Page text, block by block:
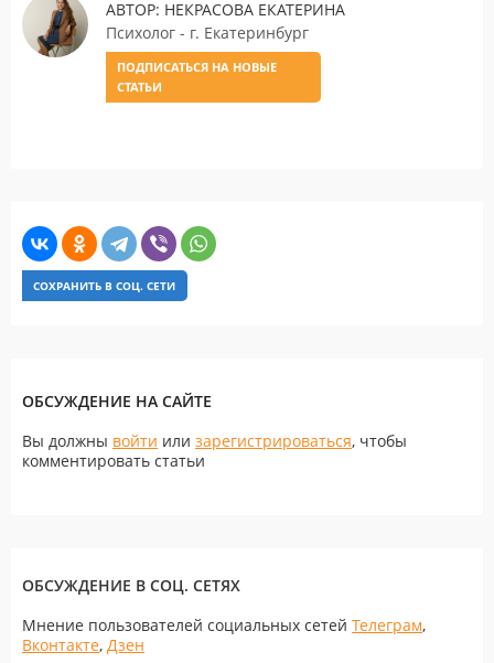
АВТОР: НЕКРАСОВА ЕКАТЕРИНА
Психолог - г. Екатеринбург
ПОДПИСАТЬСЯ НА НОВЫЕ
СТАТЬИ
СОХРАНИТЬ В СОЦ. СЕТИ
ОБСУЖДЕНИЕ НА САЙТЕ
Вы должны войти или зарегистрироваться, чтобы
комментировать статьи
ОБСУЖДЕНИЕ В СОЦ. СЕТЯХ
Мнение пользователей социальных сетей Телеграм,
Вконтакте, Дзен